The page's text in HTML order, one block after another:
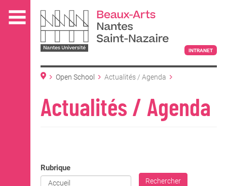
contenu
L'ÉCOLE
INTERNATIONAL
INTRANET
Open School Actualités / Agenda
Actualités / Agenda
Rubrique
Rechercher